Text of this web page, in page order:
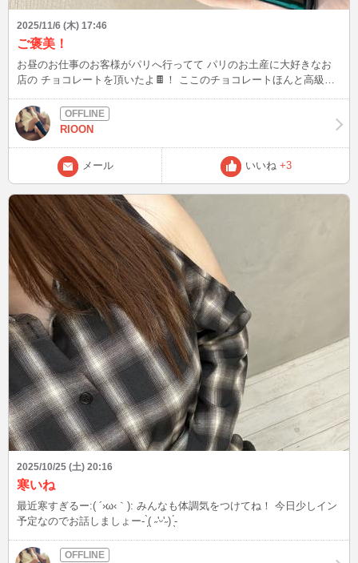
2025/11/6 (木) 17:46
ご褒美！
お昼のお仕事のお客様がパリへ行ってて パリのお土産に大好きなお
店の チョコレートを頂いたよ🍫！ ここのチョコレートほんと高級過
謝❤︎
RIOON
メール いいね +3
2025/10/25 (土) 20:16
寒いね
最近寒すぎるー:( ´›ω‹｀): みんなも体調気をつけてね！ 今日少しイン
予定なのでお話しましょー- ̗̀( ˶'ᵕ'˶) ̖́-